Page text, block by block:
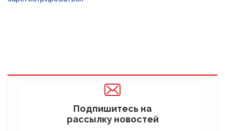
Подпишитесь на
рассылку новостей